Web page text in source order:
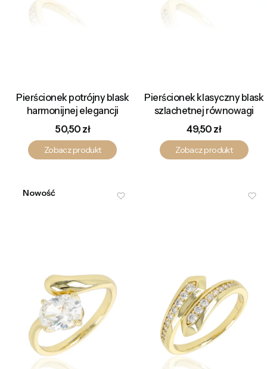
Pierścionek potrójny blask
harmonijnej elegancji
Cena
50,50 zł
Zobacz produkt
Pierścionek klasyczny blask
szlachetnej równowagi
Cena
49,50 zł
Zobacz produkt
Nowość